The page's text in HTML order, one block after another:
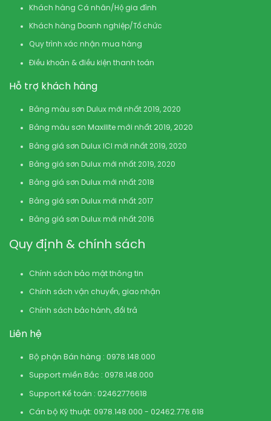
Khách hàng Cá nhân/Hộ gia đình
Khách hàng Doanh nghiệp/Tổ chức
Quy trình xác nhận mua hàng
Điều khoản & điều kiện thanh toán
Hỗ trợ khách hàng
Bảng màu sơn Dulux mới nhất 2019, 2020
Bảng màu sơn Maxilite mới nhất 2019, 2020
Bảng giá sơn Dulux ICI mới nhất 2019, 2020
Bảng giá sơn Dulux mới nhất 2019, 2020
Bảng giá sơn Dulux mới nhất 2018
Bảng giá sơn Dulux mới nhất 2017
Bảng giá sơn Dulux mới nhất 2016
Quy định & chính sách
Chính sách bảo mật thông tin
Chính sách vận chuyển, giao nhận
Chính sách bảo hành, đổi trả
Liên hệ
Bộ phận Bán hàng : 0978.148.000
Support miền Bắc : 0978.148.000
Support Kế toán : 02462776618
Cán bộ Kỹ thuật: 0978.148.000 - 02462.776.618